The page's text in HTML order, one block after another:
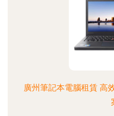
廣州筆記本電腦租賃 高